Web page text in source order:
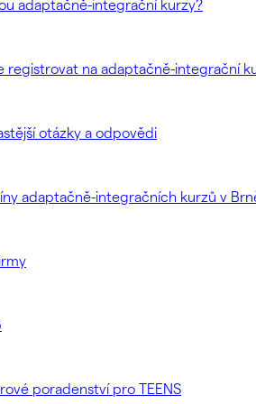
adaptačně-integrační kurzy?
registrovat na adaptačně-integrační
otázky a odpovědi
adaptačně-integračních kurzů v
poradenství pro TEENS